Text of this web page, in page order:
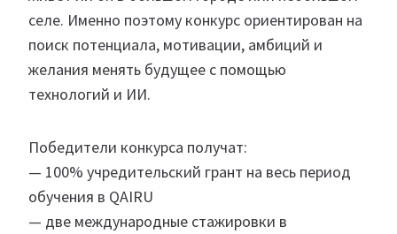
селе. Именно поэтому конкурс ориентирован на
поиск потенциала, мотивации, амбиций и
желания менять будущее с помощью
технологий и ИИ.
Победители конкурса получат:
— 100% учредительский грант на весь период
обучения в QAIRU
— две международные стажировки в